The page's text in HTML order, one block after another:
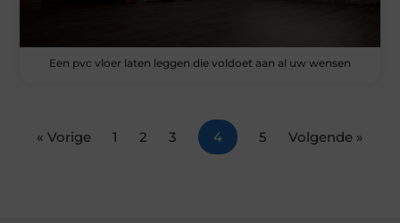
Een pvc vloer laten leggen die voldoet aan al uw wensen
« Vorige 1 2 3 4 5 Volgende »